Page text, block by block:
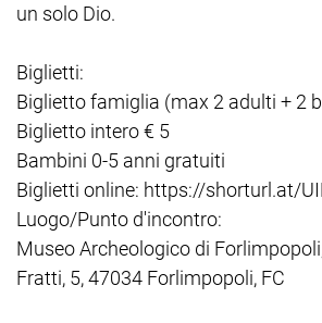
un solo Dio.
Biglietti:
Biglietto famiglia (max 2 adulti + 2
Biglietto intero € 5
Bambini 0-5 anni gratuiti
Biglietti online: https://shorturl.at/
Luogo/Punto d'incontro:
Museo Archeologico di
Fratti, 5, 47034 Forlimpopoli, FC